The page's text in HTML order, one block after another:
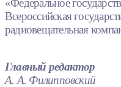
«Федеральное
Всероссийская
радиовещательная
Главный редактор
А. А. Филипповский